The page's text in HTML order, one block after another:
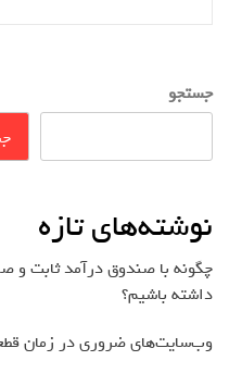
جستجو
نوشته‌های تازه
چگونه با صندوق درآمد ثابت و
داشته باشیم؟
وب‌سایت‌های ضروری در زمان